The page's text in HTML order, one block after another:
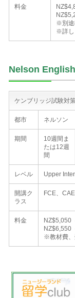
料金
※別途
※詳し
Nelson
ケンブリッジ試験対
都市 ネルソン
期間
10週間ま
たは12週
間
レベル Upper
開講ク
ラス
FCE、
料金
NZ$5,050
NZ$6,550
※教材費、